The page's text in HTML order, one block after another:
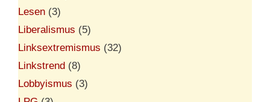
Lesen (3)
Liberalismus (5)
Linksextremismus (32)
Linkstrend (8)
Lobbyismus (3)